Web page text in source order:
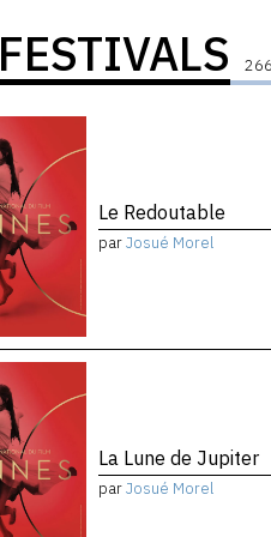
FESTIVALS
Le Redoutable
parJosué Morel
La Lune de Jupiter
parJosué Morel